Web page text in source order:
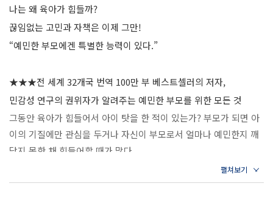
나는 왜 육아가 힘들까?
끊임없는 고민과 자책은 이제 그만!
“예민한 부모에겐 특별한 능력이 있다.”
★★★전 세계 32개국 번역 100만 부 베스트셀러의 저자,
민감성 연구의 권위자가 알려주는 예민한 부모를 위한 모든 것
그동안 육아가 힘들어서 아이 탓을 한 적이 있는가? 부모가 되면 아
이의 기질에만 관심을 두거나 자신이 부모로서 얼마나 예민한지 깨
닫지 못한 채 힘들어할 때가 많다.
하지만 행복한 육아를 위해서는 부모 자신의 기질을 제대로 파악하
는 것이 더 우선이다. 육아에서 자신이 잘하는 부분, 취약한 부분을